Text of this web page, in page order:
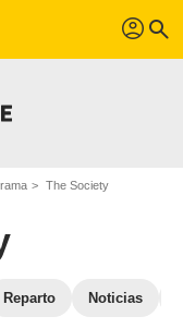
profil search
The Society
Reparto Noticias